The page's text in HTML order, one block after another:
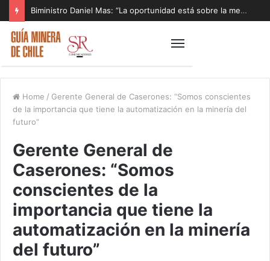
Biministro Daniel Mas: “La oportunidad está sobre la mesa y tenemos que aprovecharla”
Home / Gerente General de Caserones: “Somos conscientes
de la importancia que tiene la automatización en la minería del
futuro”
Gerente General de
Caserones: “Somos
conscientes de la
importancia que tiene la
automatización en la minería
del futuro”